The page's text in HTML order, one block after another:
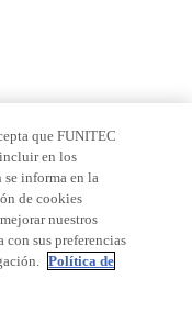
que FUNITEC
en los
se informa en la
de cookies
nuestros
sus preferencias
Política de